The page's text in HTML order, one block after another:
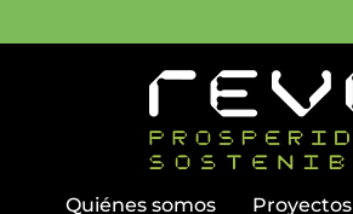
Quiénes somos Proyectos